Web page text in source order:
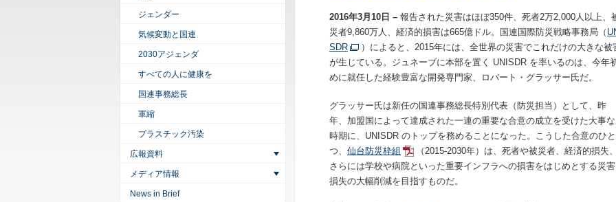
2016年3月 10 日 – 報告された災害はほぼ350件、死者2万2,000人以上、
災者9,860万人、経済的損害は665億ドル。国連国際防災戦略事務局（
SDR
）によると、2015年には、全世界の災害でこれだけの大きな被
が生じている。ジュネーブに本部を置く UNISDR を率いるのは、今年
めに就任した経験豊富な開発専門家、ロバート・グラッサー氏だ。
グラッサー氏は新任の国連事務総長特別代表（防災担当）として、昨
年、加盟国によって達成された一連の重要な合意の成立を受けた大事な
時期に、UNISDR のトップを務めることになった。こうした合意のひと
つ、 仙台防災枠組
（2015-2030年）は、死者や被災者、経済的損失
さらには学校や病院といった重要インフラへの損害をはじめとする災害
損失の大幅削減を目指すものだ。
ジェンダー
気候変動と国連
2030アジェンダ
すべての人に健康を
国連事務総長
軍縮
プラスチック汚染
広報資料
メディア情報
News in Brief